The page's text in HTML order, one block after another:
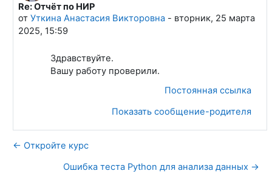
В ответ на Филина Алина Евгеньевна
Re: Отчёт по НИР
от Уткина Анастасия Викторовна- вторник, 25 марта
2025, 15:59
Здравствуйте.
Вашу работу проверили.
Постоянная ссылка
Показать сообщение-родителя
← Откройте курс
Ошибка теста Python для анализа данных →